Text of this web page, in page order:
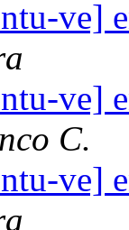
ve]
ve]
C.
ve]